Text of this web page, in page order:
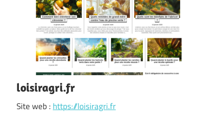
loisiragri.fr
Site web : https://loisiragri.fr